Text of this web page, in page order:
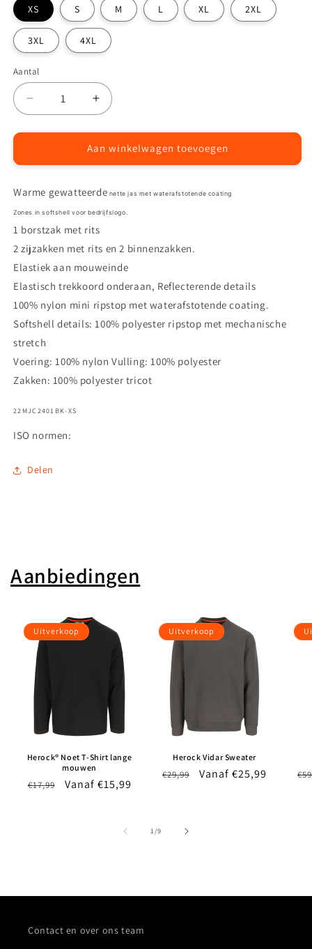
XS S M L XL 2XL
3XL 4XL
Aantal
Aantal
Aantal
verlagen
voor
jas
Aantal
verhogen
voor
Furi
jas
Aan winkelwagen toevoegen
Warme gewatteerde nette jas met waterafstotende coating
Zones in softshell voor bedrijfslogo.
1 borstzak met rits
2 zijzakken met rits en 2 binnenzakken.
Elastiek aan mouweinde
Elastisch trekkoord onderaan, Reflecterende details
100% nylon mini ripstop met waterafstotende coating.
Softshell details: 100% polyester ripstop met mechanische
stretch
Voering: 100% nylon Vulling: 100% polyester
Zakken: 100% polyester tricot
SKU:
22MJC2401BK-XS
ISO normen:
Delen
Aanbiedingen
Uitverkoop
Herock® Noet T-Shirt lange
mouwen
Normale
€17,99 Aanbiedingsprijs
Vanaf €15,99
Uitverkoop
Herock Vidar Sweater
Normale
€29,99 Aanbiedingsprijs
Vanaf €25,99
1/van
9
Contact en over ons team